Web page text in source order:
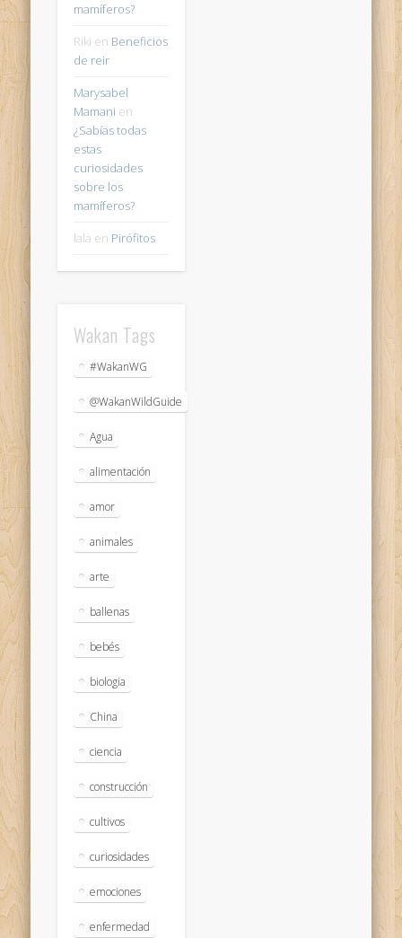
mamíferos?
Riki en Beneficios
de reir
Marysabel
Mamani en
¿Sabías todas
estas
curiosidades
sobre los
mamíferos?
lala en Pirófitos
Wakan Tags
#WakanWG
@WakanWildGuide
Agua
alimentación
amor
animales
arte
ballenas
bebés
biologia
China
ciencia
construcción
cultivos
curiosidades
emociones
enfermedad